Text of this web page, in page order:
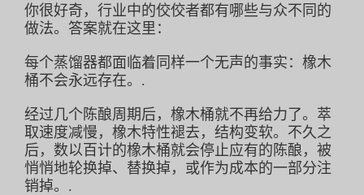
斯托克
你很好奇，行业中的佼佼者都有哪些与众不同的
做法。答案就在这里：
每个蒸馏器都面临着同样一个无声的事实：橡木
桶不会永远存在。.
经过几个陈酿周期后，橡木桶就不再给力了。萃
取速度减慢，橡木特性褪去，结构变软。不久之
后，数以百计的橡木桶就会停止应有的陈酿，被
悄悄地轮换掉、替换掉，或作为成本的一部分注
销掉。.